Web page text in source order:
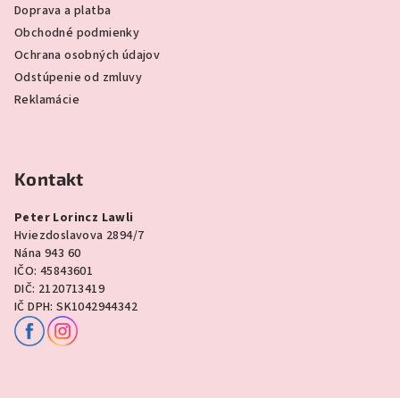
Doprava a platba
Obchodné podmienky
Ochrana osobných údajov
Odstúpenie od zmluvy
Reklamácie
Kontakt
Peter Lorincz Lawli
Hviezdoslavova 2894/7
Nána 943 60
IČO: 45843601
DIČ: 2120713419
IČ DPH: SK1042944342